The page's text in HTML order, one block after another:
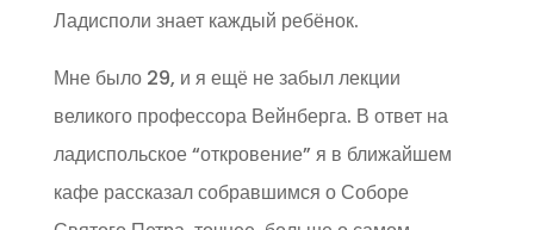
Ладисполи знает каждый ребёнок.
Мне было 29, и я ещё не забыл лекции
великого профессора Вейнберга. В ответ на
ладиспольское “откровение” я в ближайшем
кафе рассказал собравшимся о Соборе